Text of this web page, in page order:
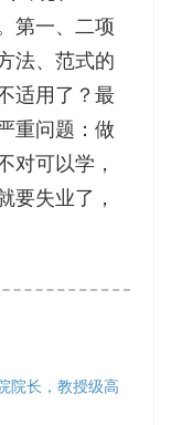
第一、二项
法、范式的
适用了？最
重问题：做
对可以学，
要失业了，
院长，教授级高